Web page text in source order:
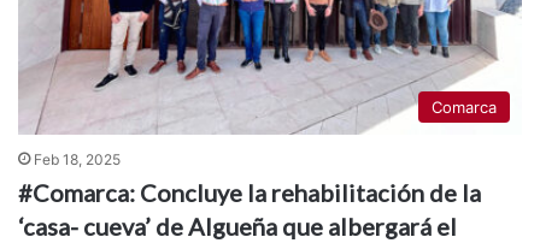
Comarca
Feb 18, 2025
#Comarca: Concluye la rehabilitación de la
‘casa- cueva’ de Algueña que albergará el